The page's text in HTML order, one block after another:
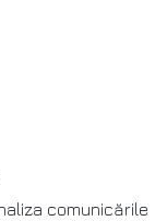
comunicările